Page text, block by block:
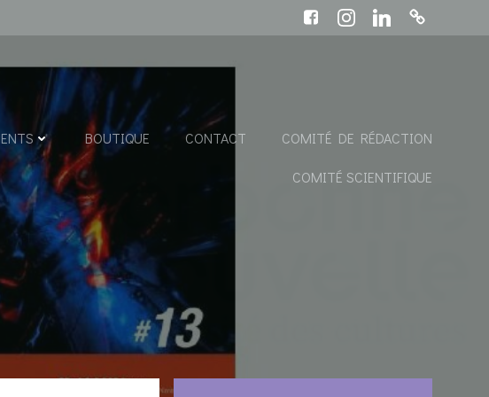
BOUTIQUE CONTACT COMITÉ DE RÉDACTION
COMITÉ SCIENTIFIQUE